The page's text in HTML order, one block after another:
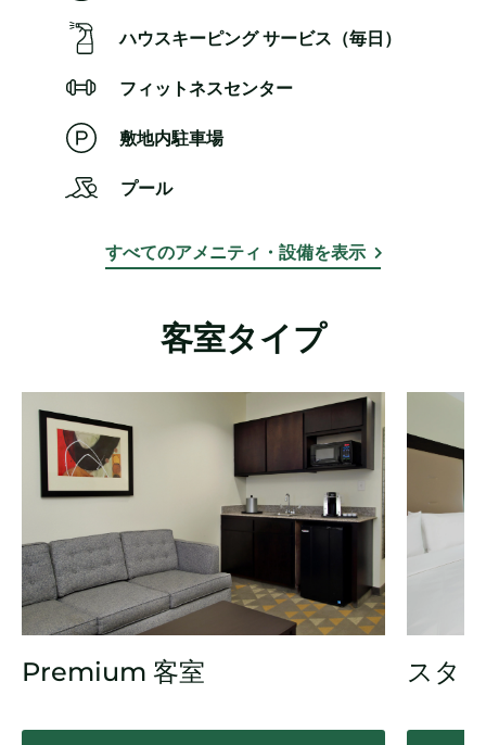
ハウスキーピング サービス（毎日）
フィットネスセンター
敷地内駐車場
プール
すべてのアメニティ・設備を表示
客室タイプ
Premium 客室 スタ